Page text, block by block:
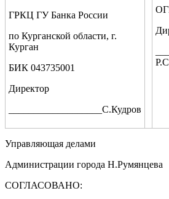
ГРКЦ ГУ Банка России
по Курганской области, г.
Курган
БИК 043735001
Директор
___________________С.Кудров
Управляющая делами
Администрации города Н.Румянцева
СОГЛАСОВАНО: